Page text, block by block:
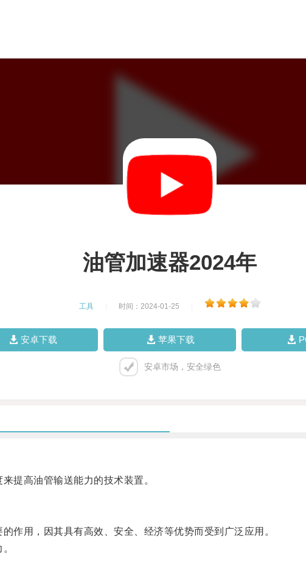
油管加速器2024年
工具 时间：2024-01-25
安卓下载 苹果下载
安卓市场，安全绿色
高油管输送能力的技术装置。
用，因其具有高效、安全、经济等优势而受到广泛应用。